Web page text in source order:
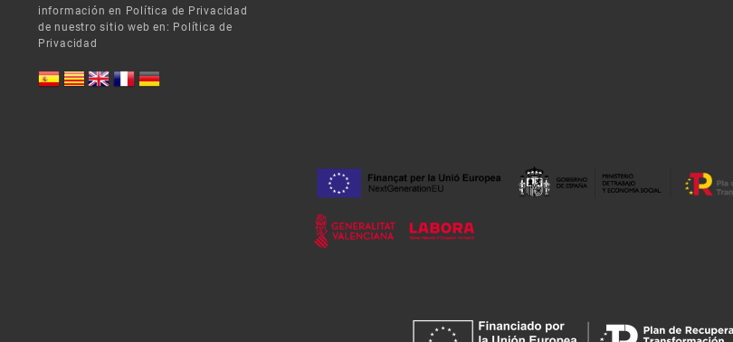
información en Política de Privacidad
de nuestro sitio web en: Política de
Privacidad